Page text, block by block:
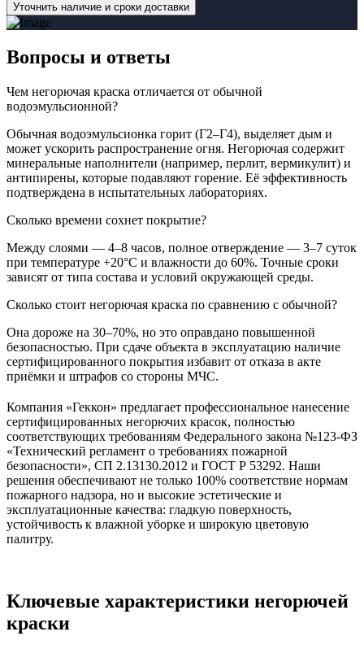
Уточнить наличие и сроки доставки
Вопросы и ответы
Чем негорючая краска отличается от обычной
водоэмульсионной?
Обычная водоэмульсионка горит (Г2–Г4), выделяет дым и
может ускорить распространение огня. Негорючая содержит
минеральные наполнители (например, перлит, вермикулит) и
антипирены, которые подавляют горение. Её эффективность
подтверждена в испытательных лабораториях.
Сколько времени сохнет покрытие?
Между слоями — 4–8 часов, полное отверждение — 3–7 суток
при температуре +20°C и влажности до 60%. Точные сроки
зависят от типа состава и условий окружающей среды.
Сколько стоит негорючая краска по сравнению с обычной?
Она дороже на 30–70%, но это оправдано повышенной
безопасностью. При сдаче объекта в эксплуатацию наличие
сертифицированного покрытия избавит от отказа в акте
приёмки и штрафов со стороны МЧС.
Компания «Геккон» предлагает профессиональное нанесение
сертифицированных негорючих красок, полностью
соответствующих требованиям Федерального закона №123-ФЗ
«Технический регламент о требованиях пожарной
безопасности», СП 2.13130.2012 и ГОСТ Р 53292. Наши
решения обеспечивают не только 100% соответствие нормам
пожарного надзора, но и высокие эстетические и
эксплуатационные качества: гладкую поверхность,
устойчивость к влажной уборке и широкую цветовую
палитру.
Ключевые характеристики негорючей
краски